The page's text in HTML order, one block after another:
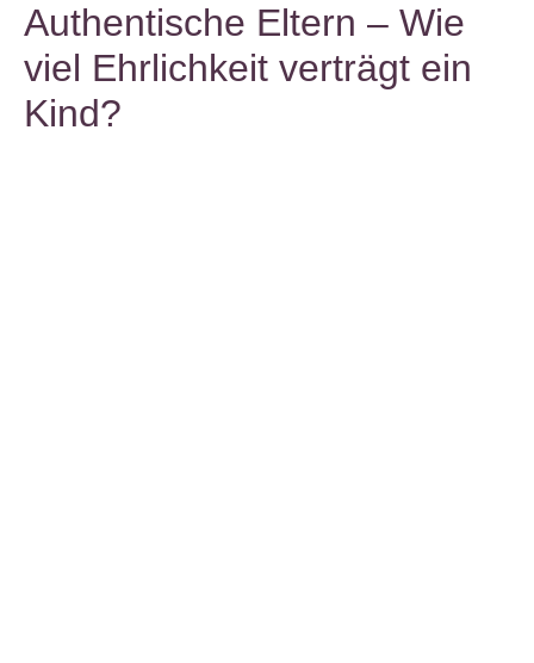
Authentische Eltern – Wie
viel Ehrlichkeit verträgt ein
Kind?